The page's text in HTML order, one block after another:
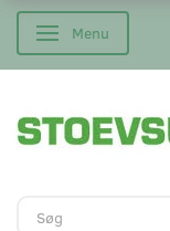
Skifte navigation
Menu